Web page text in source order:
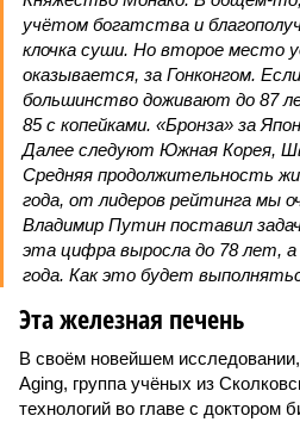
учётом богатства и
клочка суши. Но второе место
оказывается, за Гонконгом.
большинство доживают до 87
85 с копейками. «Бронза» за
Далее следуют Южная Корея,
Средняя продолжительность
года, от лидеров рейтинга мы
Владимир Путин поставил
эта цифра выросла до 78 лет, а
года. Как это будет
Эта железная печень
В своём новейшем
Aging, группа учёных из
технологий во главе с доктором